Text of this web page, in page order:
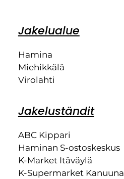
Jakelualue
Hamina
Miehikkälä
Virolahti
Jakeluständit
ABC Kippari
Haminan S-ostoskeskus
K-Market Itäväylä
K-Supermarket Kanuuna